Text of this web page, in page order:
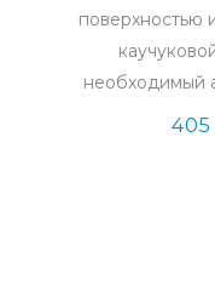
поверхностью
необходимый
405